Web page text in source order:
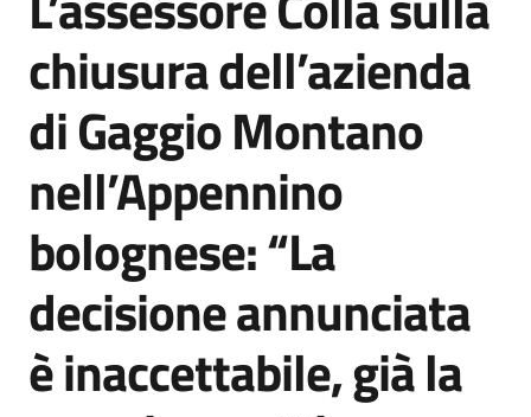
Agenzia
di
informazione
comunicazione
Seguici
su
chiusura dell’azienda
di Gaggio Montano
nell’Appennino
bolognese: “La
decisione annunciata
è inaccettabile, già la